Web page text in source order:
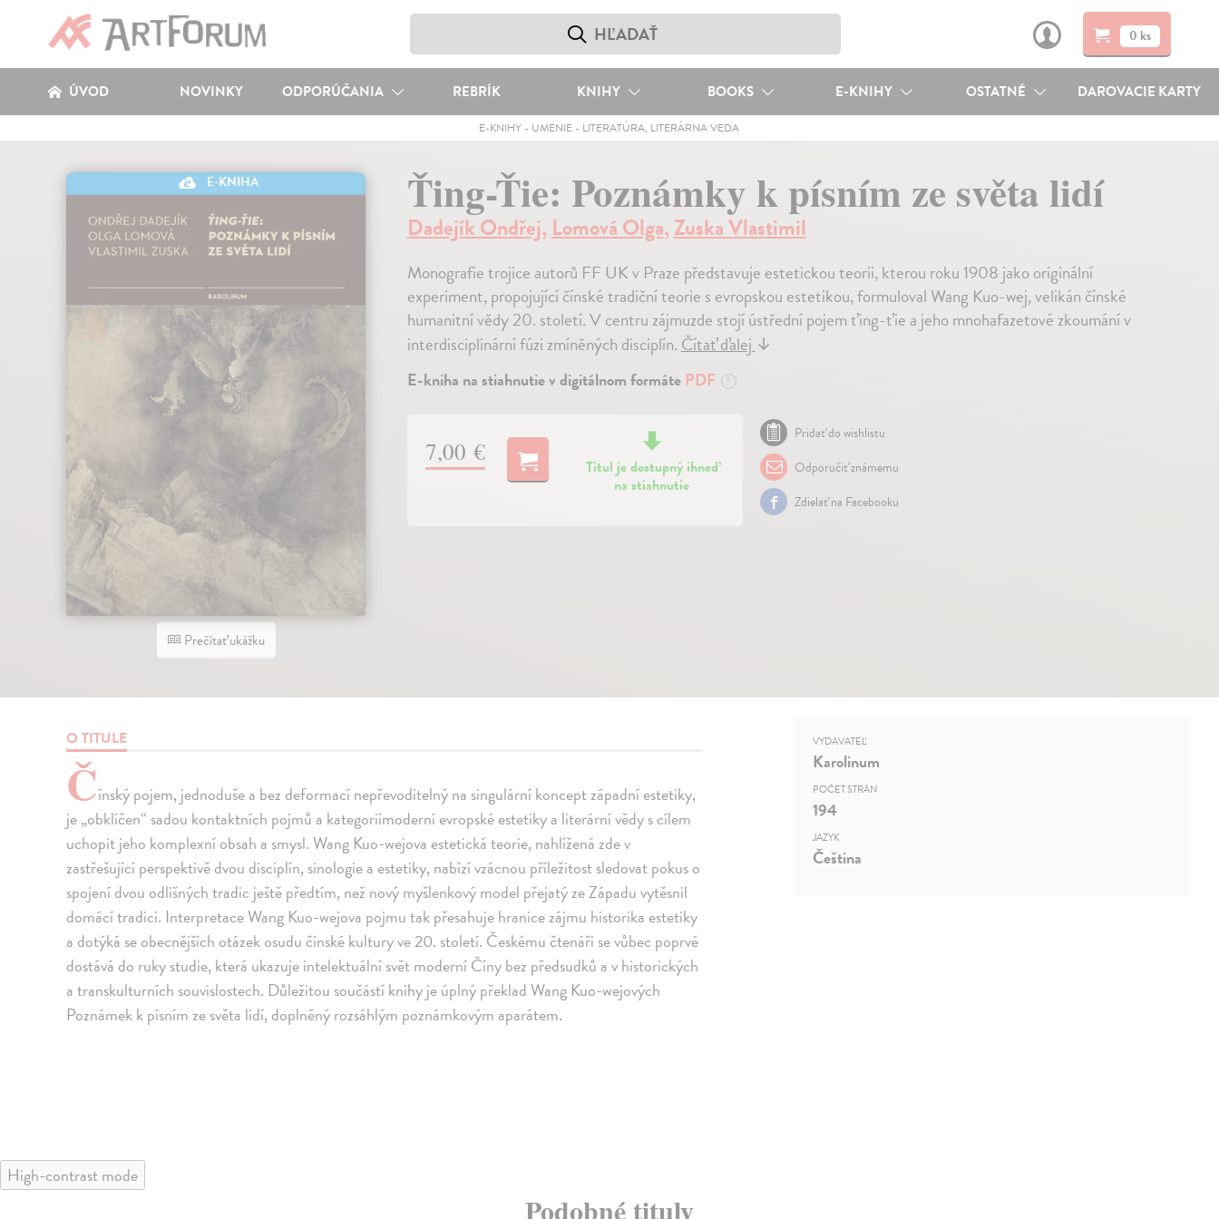
0 ks
ÚVOD NOVINKY ODPORÚČANIA REBRÍK KNIHY BOOKS E-KNIHY OSTATNÉ DAROVACIE KARTY
E-KNIHY - UMENIE - LITERATÚRA, LITERÁRNA VEDA
E-KNIHA
Prečítať ukážku
Ťing-Ťie: Poznámky k písním ze světa lidí
Dadejík Ondřej, Lomová Olga,Zuska Vlastimil
Monografie trojice autorů FF UK v Praze představuje estetickou teorii, kterou roku 1908 jako originální
experiment, propojující čínské tradiční teorie s evropskou estetikou, formuloval Wang Kuo-wej, velikán čínské
humanitní vědy 20. století. V centru zájmuzde stojí ústřední pojem ťing-ťie a jeho mnohafazetové zkoumání v
interdisciplinární fúzi zmíněných disciplín.Čítať ďalej↓
E-kniha na stiahnutie v digitálnom formáte PDF ?
7,00 €
Titul je dostupný ihneď
na stiahnutie
Pridať do wishlistu
Odporučiť známemu
Zdielať na Facebooku
O TITULE
Čínský pojem, jednoduše a bez deformací nepřevoditelný na singulární koncept západní estetiky,
je „obklíčen“ sadou kontaktních pojmů a kategoriímoderní evropské estetiky a literární vědy s cílem
uchopit jeho komplexní obsah a smysl. Wang Kuo-wejova estetická teorie, nahlížená zde v
zastřešující perspektivě dvou disciplín, sinologie a estetiky, nabízí vzácnou příležitost sledovat pokus o
spojení dvou odlišných tradic ještě předtím, než nový myšlenkový model přejatý ze Západu vytěsnil
domácí tradici. Interpretace Wang Kuo-wejova pojmu tak přesahuje hranice zájmu historika estetiky
a dotýká se obecnějších otázek osudu čínské kultury ve 20. století. Českému čtenáři se vůbec poprvé
dostává do ruky studie, která ukazuje intelektuální svět moderní Číny bez předsudků a v historických
a transkulturních souvislostech. Důležitou součástí knihy je úplný překlad Wang Kuo-wejových
Poznámek k písním ze světa lidí, doplněný rozsáhlým poznámkovým aparátem.
VYDAVATEĽ
Karolinum
POČET STRÁN
194
JAZYK
Čeština
High-contrast mode
Podobné tituly